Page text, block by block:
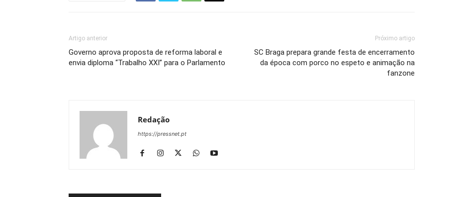
Artigo anterior
Governo aprova proposta de reforma laboral e
envia diploma “Trabalho XXI” para o Parlamento
Próximo artigo
SC Braga prepara grande festa de encerramento
da época com porco no espeto e animação na
fanzone
Redação
https://pressnet.pt